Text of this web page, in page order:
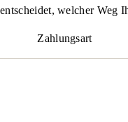
entscheidet, welcher Weg
Zahlungsart